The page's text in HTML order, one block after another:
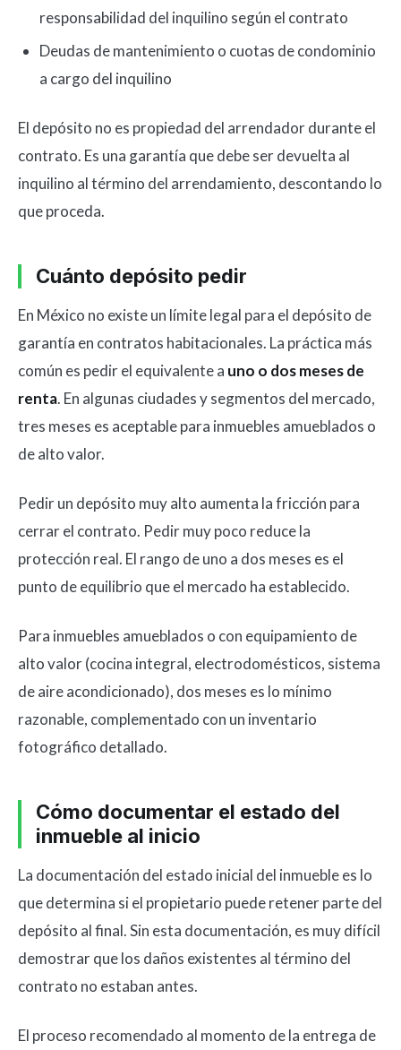
responsabilidad del inquilino según el contrato
Deudas de mantenimiento o cuotas de condominio
a cargo del inquilino
El depósito no es propiedad del arrendador durante el
contrato. Es una garantía que debe ser devuelta al
inquilino al término del arrendamiento, descontando lo
que proceda.
Cuánto depósito pedir
En México no existe un límite legal para el depósito de
garantía en contratos habitacionales. La práctica más
común es pedir el equivalente a uno o dos meses de
renta. En algunas ciudades y segmentos del mercado,
tres meses es aceptable para inmuebles amueblados o
de alto valor.
Pedir un depósito muy alto aumenta la fricción para
cerrar el contrato. Pedir muy poco reduce la
protección real. El rango de uno a dos meses es el
punto de equilibrio que el mercado ha establecido.
Para inmuebles amueblados o con equipamiento de
alto valor (cocina integral, electrodomésticos, sistema
de aire acondicionado), dos meses es lo mínimo
razonable, complementado con un inventario
fotográfico detallado.
Cómo documentar el estado del
inmueble al inicio
La documentación del estado inicial del inmueble es lo
que determina si el propietario puede retener parte del
depósito al final. Sin esta documentación, es muy difícil
demostrar que los daños existentes al término del
contrato no estaban antes.
El proceso recomendado al momento de la entrega de